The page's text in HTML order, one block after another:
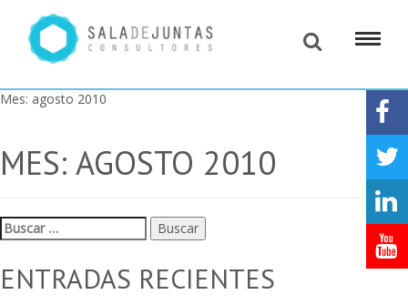
Mes: agosto 2010
MES: AGOSTO 2010
Buscar:
ENTRADAS RECIENTES